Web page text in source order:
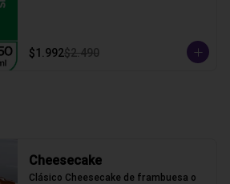
$1.992$2.490
Cheesecake
Clásico Cheesecake de frambuesa o